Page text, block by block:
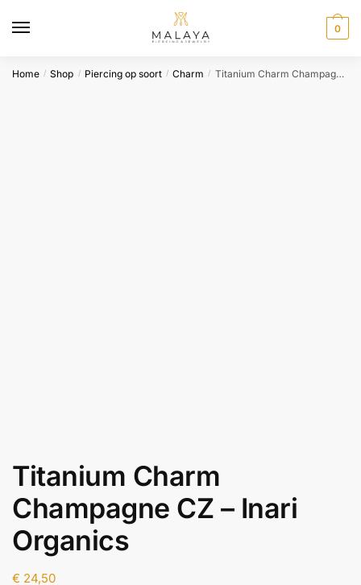
0
Home / Shop / Piercing op soort / Charm / Titanium Charm Champagne CZ – Inari Organics
Titanium Charm
Champagne CZ – Inari
Organics
€ 24,50